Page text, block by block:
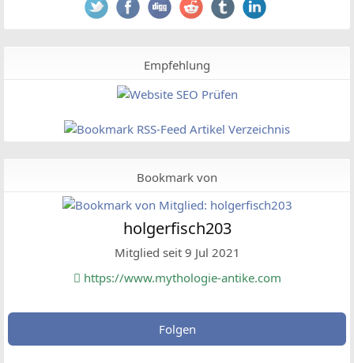
Empfehlung
Bookmark von
holgerfisch203
Mitglied seit 9 Jul 2021
https://www.mythologie-antike.com
Folgen